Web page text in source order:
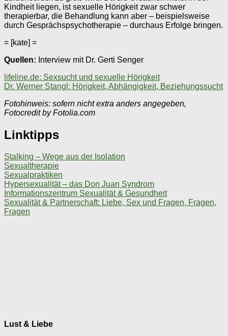
Kindheit liegen, ist sexuelle Hörigkeit zwar schwer
therapierbar, die Behandlung kann aber – beispielsweise
durch Gesprächspsychotherapie – durchaus Erfolge bringen.
= [kate] =
Quellen: Interview mit Dr. Gerti Senger
lifeline.de: Sexsucht und sexuelle Hörigkeit
Dr. Werner Stangl: Hörigkeit, Abhängigkeit, Beziehungssucht
Fotohinweis: sofern nicht extra anders angegeben,
Fotocredit by Fotolia.com
Linktipps
Stalking – Wege aus der Isolation
Sexualtherapie
Sexualpraktiken
Hypersexualität – das Don Juan Syndrom
Informationszentrum Sexualität & Gesundheit
Sexualität & Partnerschaft: Liebe, Sex und Fragen, Fragen,
Fragen
Lust & Liebe